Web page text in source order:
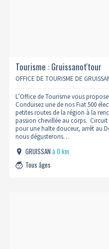
Tourisme : Gruissanot'tour
OFFICE DE TOURISME DE
L’Office de Tourisme vous
Conduisez une de nos Fiat 500
petites routes de la région à la
passion chevillée au corps.
pour une halte douceur, arrêt au
nous dégusterons…
GRUISSANà 0 km
Tous âges